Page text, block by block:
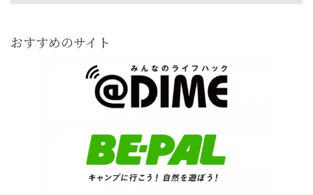
おすすめのサイト